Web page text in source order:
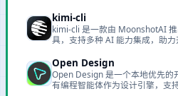
kimi-cli
kimi-cli 是一款由 MoonshotAI
具，支持多种 AI 能力集成，助
Open Design
Open Design 是一个本地优先的
有编程智能体作为设计引擎，支